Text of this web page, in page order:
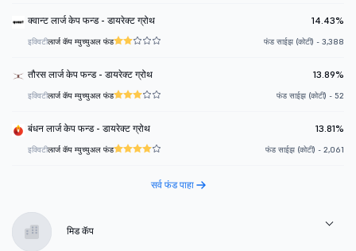
क्वान्ट लार्ज केप फन्ड - डायरेक्ट ग्रोथ 14.43%
इक्विटीलार्ज कॅप म्युच्युअल फंड फंड साईझ (कोटी) - 3,388
तौरस लार्ज केप फन्ड - डायरेक्ट ग्रोथ 13.89%
इक्विटीलार्ज कॅप म्युच्युअल फंड फंड साईझ (कोटी) - 52
बंधन लार्ज केप फन्ड - डायरेक्ट ग्रोथ 13.81%
इक्विटीलार्ज कॅप म्युच्युअल फंड फंड साईझ (कोटी) - 2,061
सर्व फंड पाहा
मिड कॅप